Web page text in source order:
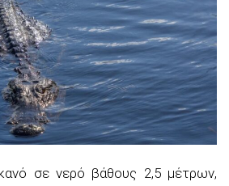
σε νερό βάθους 2,5 μέτρων,